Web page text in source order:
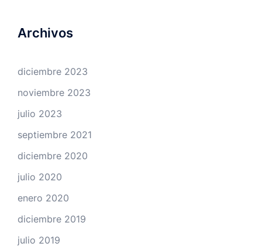
Archivos
diciembre 2023
noviembre 2023
julio 2023
septiembre 2021
diciembre 2020
julio 2020
enero 2020
diciembre 2019
julio 2019